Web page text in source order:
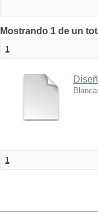
Mostrando 1 de un
1
1